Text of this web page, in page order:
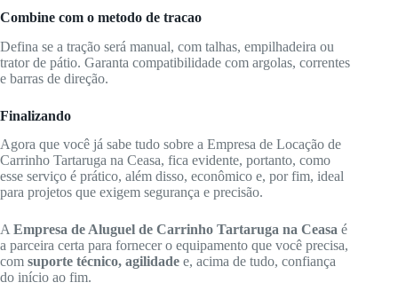
Combine com o metodo de tracao
Defina se a tração será manual, com talhas, empilhadeira ou
trator de pátio. Garanta compatibilidade com argolas, correntes
e barras de direção.
Finalizando
Agora que você já sabe tudo sobre a Empresa de Locação de
Carrinho Tartaruga na Ceasa, fica evidente, portanto, como
esse serviço é prático, além disso, econômico e, por fim, ideal
para projetos que exigem segurança e precisão.
A Empresa de Aluguel de Carrinho Tartaruga na Ceasa é
a parceira certa para fornecer o equipamento que você precisa,
com suporte técnico, agilidade e, acima de tudo, confiança
do início ao fim.